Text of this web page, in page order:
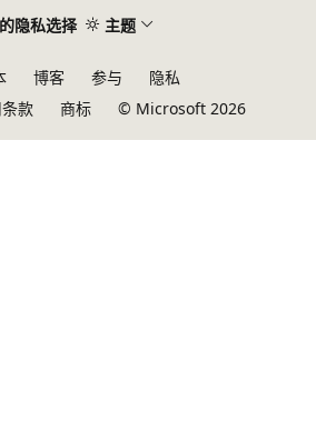
隐私选择 主题
博客 参与
隐私
款 商标 © Microsoft 2026